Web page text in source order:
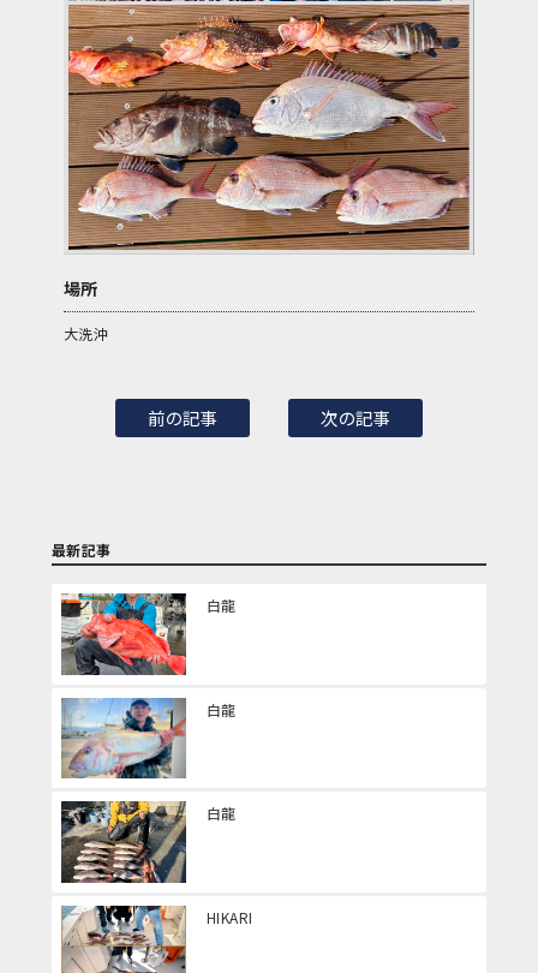
場所
大洗沖
前の記事 次の記事
最新記事
白龍
白龍
白龍
HIKARI